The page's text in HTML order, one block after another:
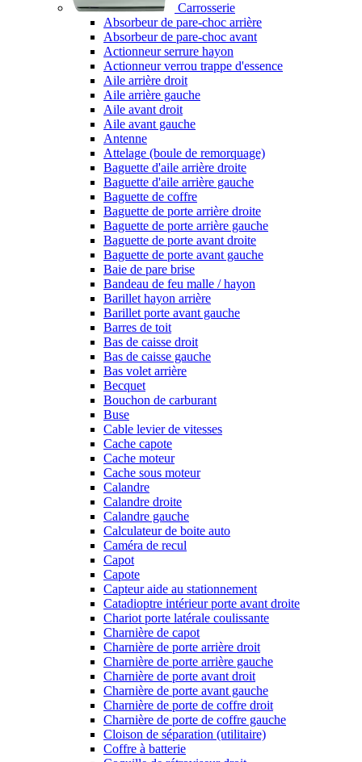
Carrosserie
Absorbeur de pare-choc arrière
Absorbeur de pare-choc avant
Actionneur serrure hayon
Actionneur verrou trappe d'essence
Aile arrière droit
Aile arrière gauche
Aile avant droit
Aile avant gauche
Antenne
Attelage (boule de remorquage)
Baguette d'aile arrière droite
Baguette d'aile arrière gauche
Baguette de coffre
Baguette de porte arrière droite
Baguette de porte arrière gauche
Baguette de porte avant droite
Baguette de porte avant gauche
Baie de pare brise
Bandeau de feu malle / hayon
Barillet hayon arrière
Barillet porte avant gauche
Barres de toit
Bas de caisse droit
Bas de caisse gauche
Bas volet arrière
Becquet
Bouchon de carburant
Buse
Cable levier de vitesses
Cache capote
Cache moteur
Cache sous moteur
Calandre
Calandre droite
Calandre gauche
Calculateur de boite auto
Caméra de recul
Capot
Capote
Capteur aide au stationnement
Catadioptre intérieur porte avant droite
Chariot porte latérale coulissante
Charnière de capot
Charnière de porte arrière droit
Charnière de porte arrière gauche
Charnière de porte avant droit
Charnière de porte avant gauche
Charnière de porte de coffre droit
Charnière de porte de coffre gauche
Cloison de séparation (utilitaire)
Coffre à batterie